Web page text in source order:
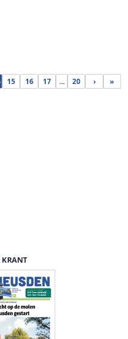
15 16 17 ... 20 › »
KRANT